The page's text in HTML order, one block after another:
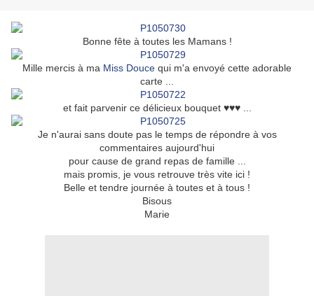
Bonne fête à toutes les Mamans !
Mille mercis à ma Miss Douce qui m'a envoyé cette adorable
carte ...
et fait parvenir ce délicieux bouquet ♥♥♥ ...
Je n'aurai sans doute pas le temps de répondre à vos
commentaires aujourd'hui
pour cause de grand repas de famille ...
mais promis, je vous retrouve très vite ici !
Belle et tendre journée à toutes et à tous !
Bisous
Marie